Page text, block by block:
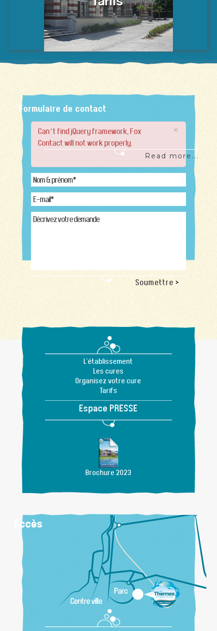
Formulaire de contact
×
Can’t find jQuery framework, Fox
Contact will not work properly.
Read more...
Soumettre >
L'établissement
Les cures
Organisez votre cure
Tarifs
Espace PRESSE
Brochure 2023
Accès